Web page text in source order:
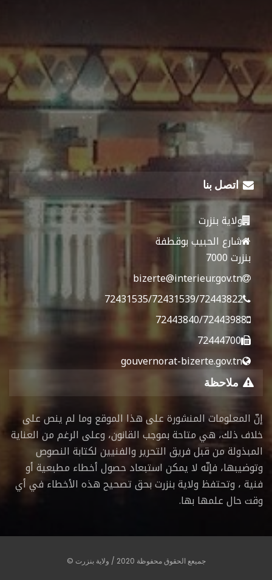
اتصل بنا
ولاية بنزرت
شارع الحبيب بوقطفة
بنزرت 7000
bizerte@interieur.gov.tn
72431535/72431539/72443822
72443840/72443988
72444700
gouvernorat-bizerte.gov.tn
ملاحظة
إنّ المعلومات المنشورة على هذا الموقع وما لم ينص على
خلاف ذلك، هي متاحة بموجب القانون، وعلى الرغم من العناية
المبذولة من قبل فريق التحرير والفنيين لكتابة النصوص
وتوضيبها، فإنّه لا يمكن استبعاد حصول أخطاء مطبعية أو
فنية ، وتحتفظ ولاية بنزرت بحق تصحيح هذه الأخطاء في أي
وقت حال علمها بها.
جميعع الحقوق محفوظة 2020 / ولاية بنزرت ©